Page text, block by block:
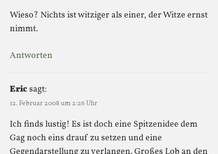
Wieso? Nichts ist witziger als einer, der Witze ernst
nimmt.
Antworten
Ericsagt:
12. Februar 2008 um 2:26 Uhr
Ich finds lustig! Es ist doch eine Spitzenidee dem
Gag noch eins drauf zu setzen und eine